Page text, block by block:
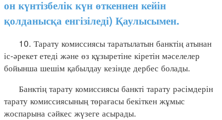
он күнтізбелік күн өткеннен кейін
қолданысқа енгізіледі) Қаулысымен.
10. Тарату комиссиясы таратылатын банктің атынан
іс-әрекет етеді және өз құзыретіне кіретін мәселелер
бойынша шешім қабылдау кезінде дербес болады.
Банктің тарату комиссиясы банкті тарату рәсімдерін
тарату комиссиясының төрағасы бекіткен жұмыс
жоспарына сәйкес жүзеге асырады.